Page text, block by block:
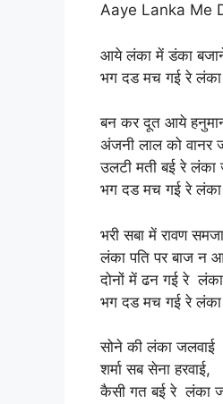
Aaye Lanka Me
आये लंका में डंका
भग दड मच गई रे
बन कर दूत आये
अंजनी लाल को वानर
उलटी मती बई रे
भग दड मच गई रे
भरी सबा में रावण
लंका पति पर बाज न
दोनों में ढन गई रे
भग दड मच गई रे
सोने की लंका जलवाई
शर्मा सब सेना हरवाई,
कैसी गत बई रे लंका